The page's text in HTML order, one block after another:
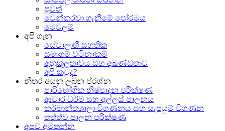
පුවත්
වෙන්කරවා ගැනීමේ පෝරමය
මෙවලම්
අපි ගැන
සේවාලාභී සහතික
සමාගම් වටිනාකම්
අනුකූලතාවය සහ අඛණ්ඩතාව
අපි කවුද?
නිතර අසනු ලබන ප්රශ්න
පාරිභෝගික නිෂ්පාදන පරීක්ෂණ
ආචාර ධර්ම සහ අල්ලස් පාලනය
කර්මාන්තශාලා විගණනය සහ සැපයුම් විගණන
තත්ත්ව පාලන පරීක්ෂණ
අපව අමතන්න